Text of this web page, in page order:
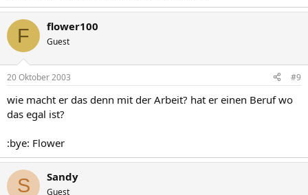
F flower100
Guest
20 Oktober 2003 #9
wie macht er das denn mit der Arbeit? hat er einen Beruf wo
das egal ist?
:bye: Flower
S Sandy
Guest